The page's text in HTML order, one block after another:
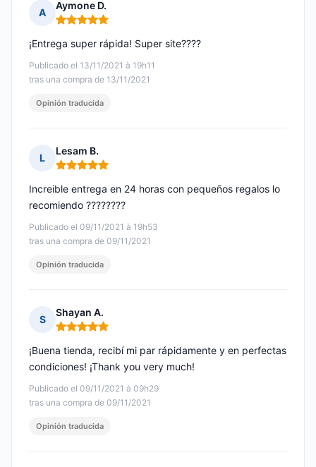
A
Aymone D.
Nota: 5 de 5
Publicado el 13/11/2021 à 19h11
tras una compra de 13/11/2021
¡Entrega super rápida! Super site????
Opinión traducida
L
Lesam B.
Nota: 5 de 5
Publicado el 09/11/2021 à 19h53
tras una compra de 09/11/2021
Increible entrega en 24 horas con pequeños regalos lo
recomiendo ????????
Opinión traducida
S
Shayan A.
Nota: 5 de 5
Publicado el 09/11/2021 à 09h29
tras una compra de 09/11/2021
¡Buena tienda, recibí mi par rápidamente y en perfectas
condiciones! ¡Thank you very much!
Opinión traducida